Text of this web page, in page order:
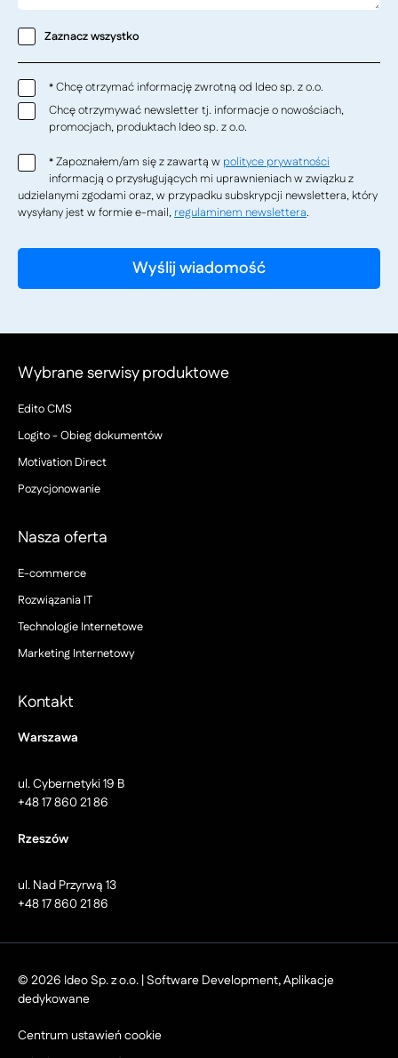
Zaznacz wszystko
*Chcę otrzymać informację zwrotną od Ideo sp. z o.o.
Chcę otrzymywać newsletter tj. informacje o nowościach,
promocjach, produktach Ideo sp. z o.o.
*Zapoznałem/am się z zawartą w polityce prywatności
informacją o przysługujących mi uprawnieniach w związku z
udzielanymi zgodami oraz, w przypadku subskrypcji newslettera, który
wysyłany jest w formie e-mail, regulaminem newslettera.
Wybrane serwisy produktowe
Edito CMS
Logito - Obieg dokumentów
Motivation Direct
Pozycjonowanie
Nasza oferta
E-commerce
Rozwiązania IT
Technologie Internetowe
Marketing Internetowy
Kontakt
Warszawa
ul. Cybernetyki 19 B
+48 17 860 21 86
Rzeszów
ul. Nad Przyrwą 13
+48 17 860 21 86
© 2026 Ideo Sp. z o.o. | Software Development, Aplikacje
dedykowane
Centrum ustawień cookie